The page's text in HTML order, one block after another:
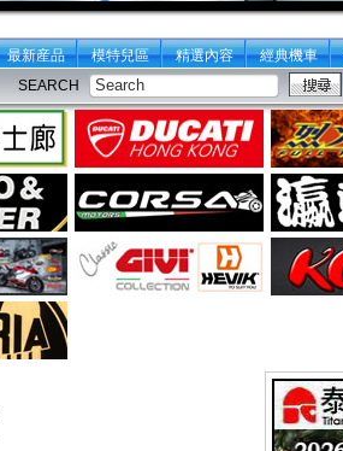
最新産品 模特兒區 精選內容 經典機車
SEARCH